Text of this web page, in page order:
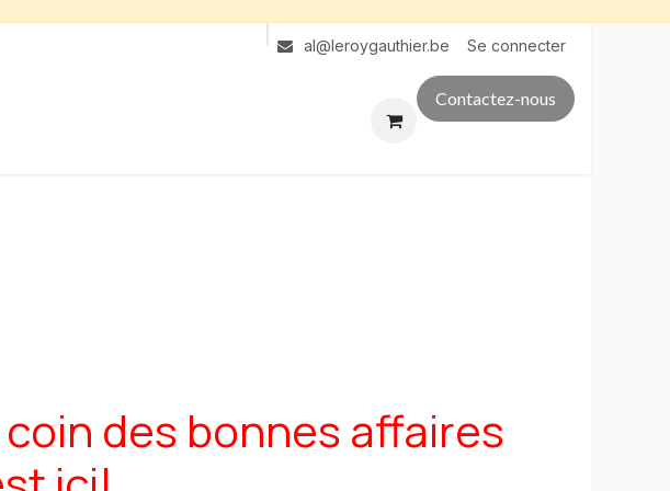
al@leroygauthier.be Se connecter
Contactez-nous
coin des bonnes affaires